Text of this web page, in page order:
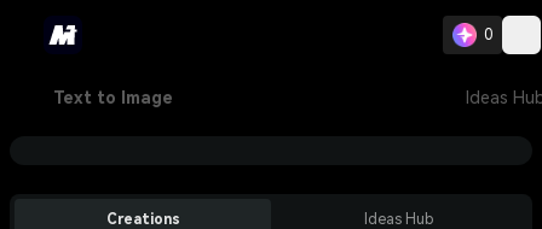
0
Text to Image Ideas
Creations Ideas Hub